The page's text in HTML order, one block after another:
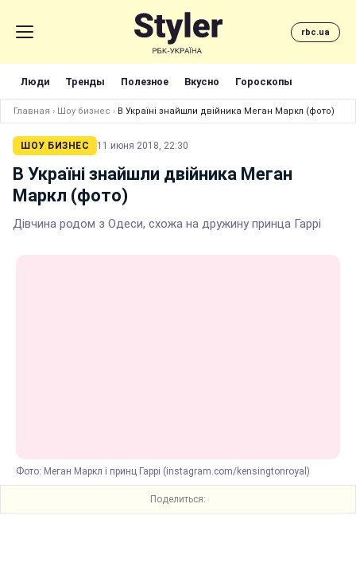
rbc.ua
Люди Тренды Полезное Вкусно Гороскопы
Главная › Шоу бизнес › В Україні знайшли двійника Меган Маркл (фото)
ШОУ БИЗНЕС 11 июня 2018, 22:30
В Україні знайшли двійника Меган
Маркл (фото)
Дівчина родом з Одеси, схожа на дружину принца Гаррі
Фото: Меган Маркл і принц Гаррі (instagram.com/kensingtonroyal)
Поделиться: